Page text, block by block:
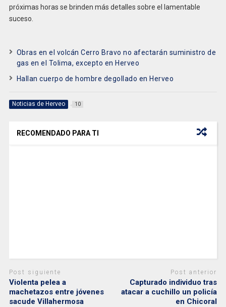
próximas horas se brinden más detalles sobre el lamentable
suceso.
Obras en el volcán Cerro Bravo no afectarán suministro de
gas en el Tolima, excepto en Herveo
Hallan cuerpo de hombre degollado en Herveo
Noticias de Herveo 10
RECOMENDADO PARA TI
Post siguiente
Violenta pelea a
machetazos entre jóvenes
sacude Villahermosa
Post anterior
Capturado individuo tras
atacar a cuchillo un policía
en Chicoral